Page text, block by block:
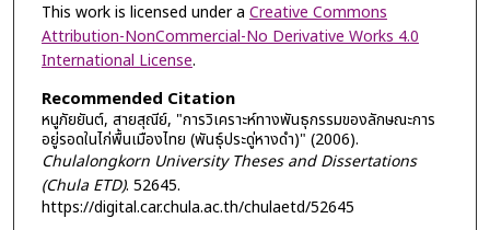
This work is licensed under a Creative Commons
Attribution-NonCommercial-No Derivative Works 4.0
International License.
Recommended Citation
หนูภัยยันต์, สายสุณีย์, "การวิเคราะห์ทางพันธุกรรมของลักษณะการ
อยู่รอดในไก่พื้นเมืองไทย (พันธุ์ประดู่หางดำ)" (2006).
Chulalongkorn University Theses and Dissertations
(Chula ETD). 52645.
https://digital.car.chula.ac.th/chulaetd/52645